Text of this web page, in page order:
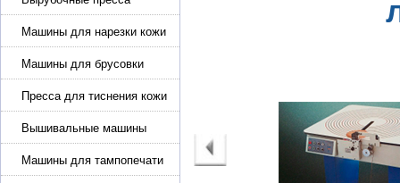
Машины для нарезки кожи
и стропы
Машины для брусовки
кожи,меха,поролона
Пресса для тиснения кожи
Вышивальные машины
Машины для тампопечати